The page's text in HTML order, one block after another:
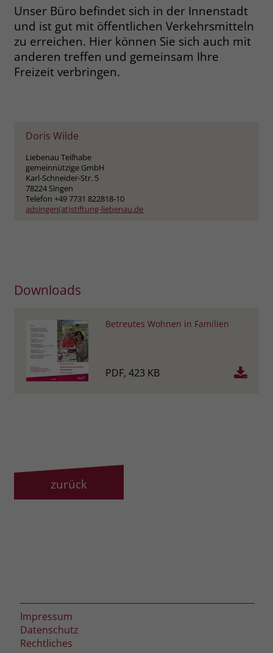
Unser Büro befindet sich in der Innenstadt
und ist gut mit öffentlichen Verkehrsmitteln
zu erreichen. Hier können Sie sich auch mit
anderen treffen und gemeinsam Ihre
Freizeit verbringen.
Doris Wilde
Liebenau Teilhabe
gemeinnützige GmbH
Karl-Schneider-Str. 5
78224 Singen
Telefon +49 7731 822818-10
adsingen(at)stiftung-liebenau.de
Downloads
Betreutes Wohnen in Familien
PDF, 423 KB
zurück
Impressum
Datenschutz
Rechtliches
Anbieter jobs.stiftung-liebenau.de
Laufzeit Session
Zweck
Behält die Zustände des Benutzers bei
allen Seitenanfragen bei.
Anbieter Google Ads
Laufzeit 90 Tage
Dieses Cookie wird gesetzt, wenn ein
User über einen Klick auf eine Google
Name
welche Werbeanzeige geklickt wurde,
sodass erzielte Erfolge wie z.B.
Bestellungen oder Kontaktanfragen der
Anzeige zugewiesen werden können.
Der Zweck von _fbp ist vollständig auf
Facebook. Facebook kann dann die